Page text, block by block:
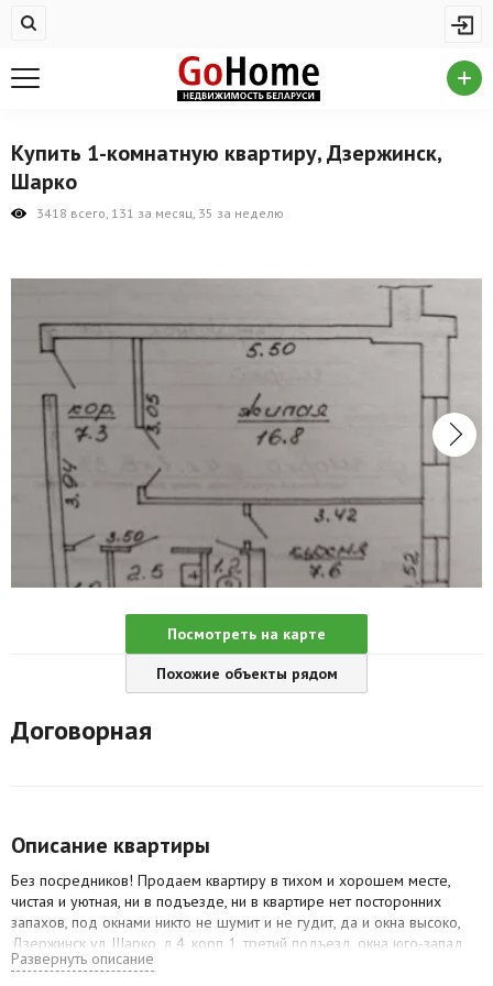
Купить квартиру
На сутки
Новостройки
Продажа коммерческой недвижимости
Аренда коммерческой недвижимости
Другие разделы
Новости
Агентства
Ремонт квартир
Грузовое такси
Способы оплаты
Купить 1-комнатную квартиру, Дзержинск,
Шарко
3418 всего, 131 за месяц, 35 за неделю
Посмотреть на карте
Похожие объекты рядом
Договорная
Описание квартиры
Без посредников! Продаем квартиру в тихом и хорошем месте,
чистая и уютная, ни в подъезде, ни в квартире нет посторонних
запахов, под окнами никто не шумит и не гудит, да и окна высоко,
Дзержинск ул. Шарко, д.4, корп 1, третий подъезд, окна юго-запад,
днем солнце, светло и тепло, ГОРОД СПУТНИК, в городе бассейн,
Развернуть описание